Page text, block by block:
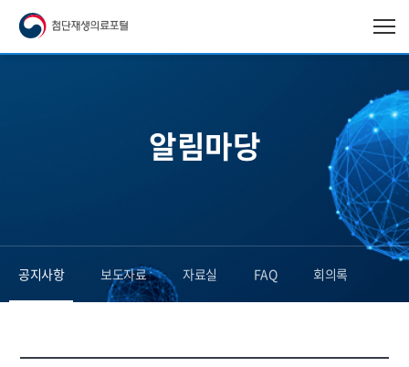
알림마당
공지사항 보도자료 자료실 FAQ 회의록